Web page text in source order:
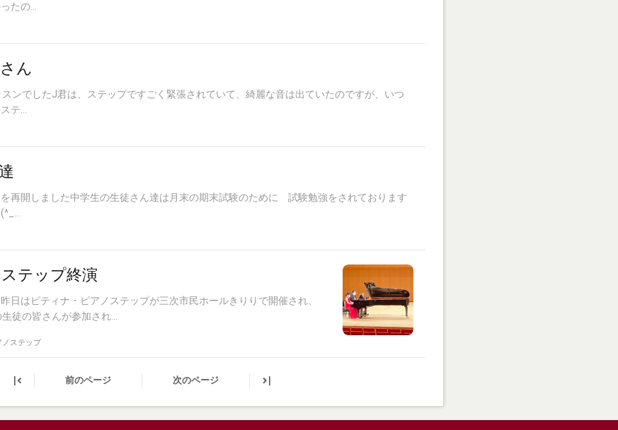
たの...
ん
ンでしたJ君は、ステップですごく緊張されていて、綺麗な音は出ていたのですが、いつ
テ...
再開しました中学生の生徒さん達は月末の期末試験のために 試験勉強をされております
テップ終演
日はピティナ・ピアノステップが三次市民ホールきりりで開催され、
徒の皆さんが参加され...
ノステップ
| 前のページ 次のページ |